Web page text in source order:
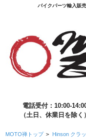
バイクパーツ輸入販
電話受付：10:00-
（土日、休業日を除く）
MOTO禅トップ > Hinson クラ